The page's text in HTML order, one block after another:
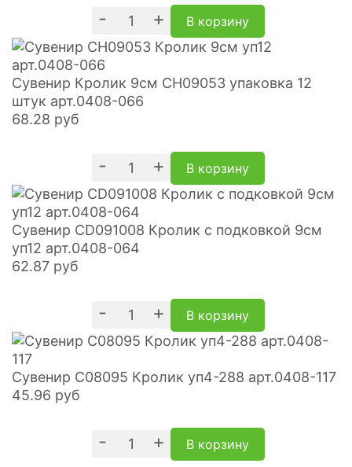
- + В корзину
Сувенир Кролик 9см CH09053 упаковка 12
штук арт.0408-066
68.28 руб
- + В корзину
Сувенир CD091008 Кролик с подковкой 9см
уп12 арт.0408-064
62.87 руб
- + В корзину
Сувенир C08095 Кролик уп4-288 арт.0408-117
45.96 руб
- + В корзину